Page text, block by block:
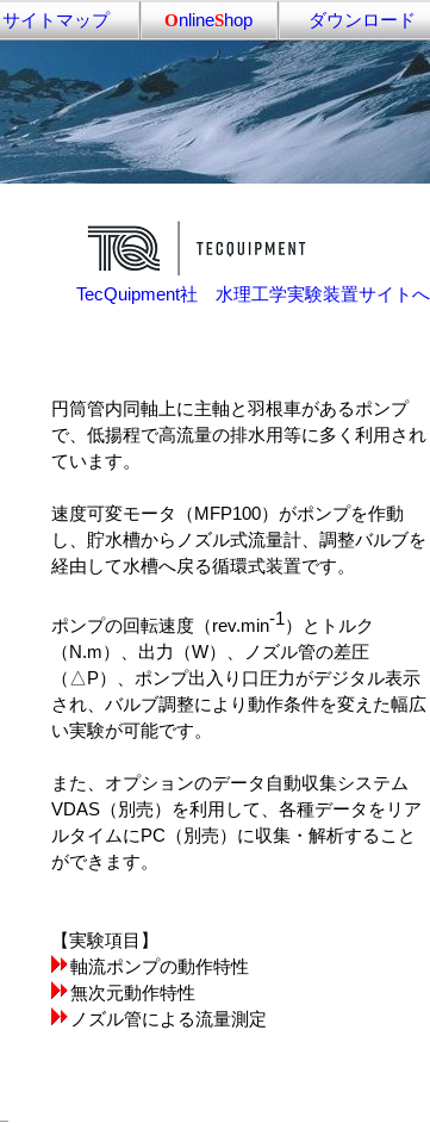
サイトマップ OnlineShop ダウンロード
TecQuipment社 水理工学実験装置サイトへ
円筒管内同軸上に主軸と羽根車があるポンプ
で、低揚程で高流量の排水用等に多く利用され
ています。
速度可変モータ（MFP100）がポンプを作動
し、 貯水槽からノズル式流量計、調整バルブを
経由して水槽へ戻る循環式装置です。
ポンプの回転速度（rev.min-1）とトルク
（N.m）、出力（W）、ノズル管の差圧
（△P）、ポンプ出入り口圧力がデジタル表示
され、バルブ調整により動作条件を変えた幅広
い実験が可能です。
また、オプションのデータ自動収集システム
VDAS（別売）を利用して、各種データをリア
ルタイムにPC（別売）に収集・解析すること
ができます。
【実験項目】
軸流ポンプの動作特性
無次元動作特性
ノズル管による流量測定